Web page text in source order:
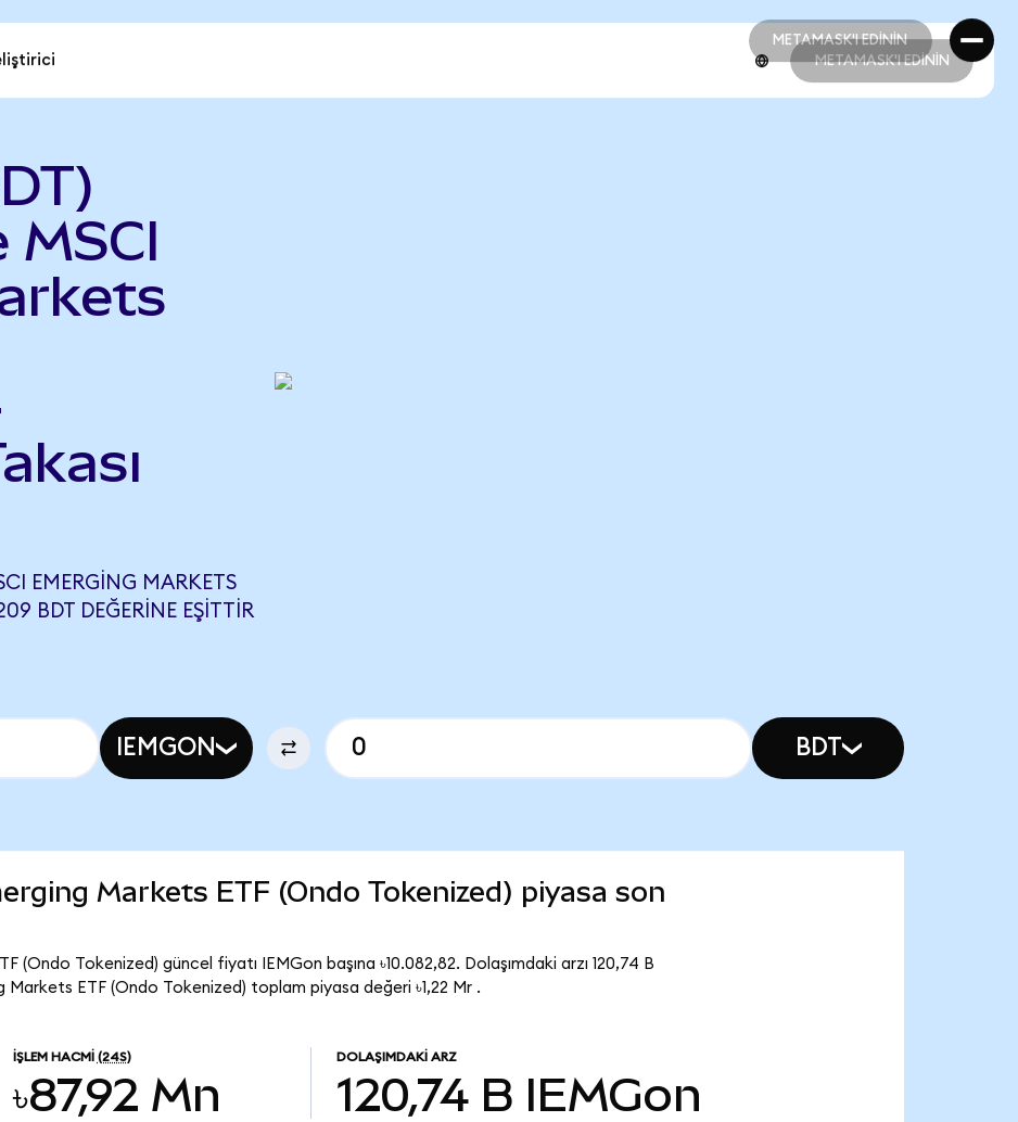
METAMASK'I EDİNİN
METAMASK'I EDİNİN
METAMASK'I EDİNİN
MSCI
EMERGING MARKETS
BDT DEĞERINE EŞITTIR
IEMGON BDT
Markets ETF (Ondo Tokenized) piyasa son
(Ondo Tokenized) güncel fiyatı IEMGon başına ৳10.082,82. Dolaşımdaki arzı 120,74 B
Markets ETF (Ondo Tokenized) toplam piyasa değeri ৳1,22 Mr .
İŞLEM HACMI (24S)
৳87,92 Mn
DOLAŞIMDAKI ARZ
120,74 B IEMGon